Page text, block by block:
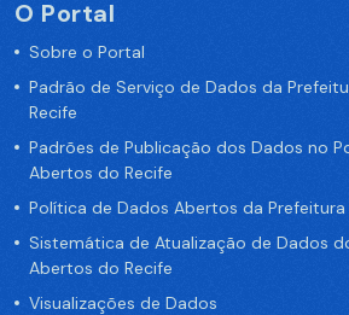
O Portal
Sobre o Portal
Padrão de Serviço de Dados da
Recife
Padrões de Publicação dos Dados no
Abertos do Recife
Política de Dados Abertos da Prefeitura
Sistemática de Atualização de Dados
Abertos do Recife
Visualizações de Dados